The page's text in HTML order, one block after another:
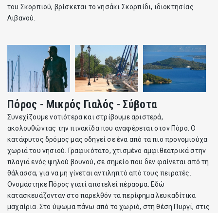
του Σκορπιού, βρίσκεται το νησάκι Σκορπίδι, ιδιοκτησίας
Λιβανού.
Πόρος - Mικρός Γιαλός - Σύβοτα
Συνεχίζουμε νοτιότερα και στρίβουμε αριστερά,
ακολουθώντας την πινακίδα που αναφέρεται στον Πόρο. Ο
κατάφυτος δρόμος μας οδηγεί σε ένα από τα πιο προνομιούχα
χωριά του νησιού. Γραφικότατο, χτισμένο αμφιθεατρικά στην
πλαγιά ενός ψηλού βουνού, σε σημείο που δεν φαίνεται από τη
θάλασσα, για να μη γίνεται αντιληπτό από τους πειρατές.
Ονομάστηκε Πόρος γιατί αποτελεί πέρασμα. Εδώ
κατασκευάζονταν στο παρελθόν τα περίφημα λευκαδίτικα
μαχαίρια. Στο ύψωμα πάνω από το χωριό, στη θέση Πυργί, στις